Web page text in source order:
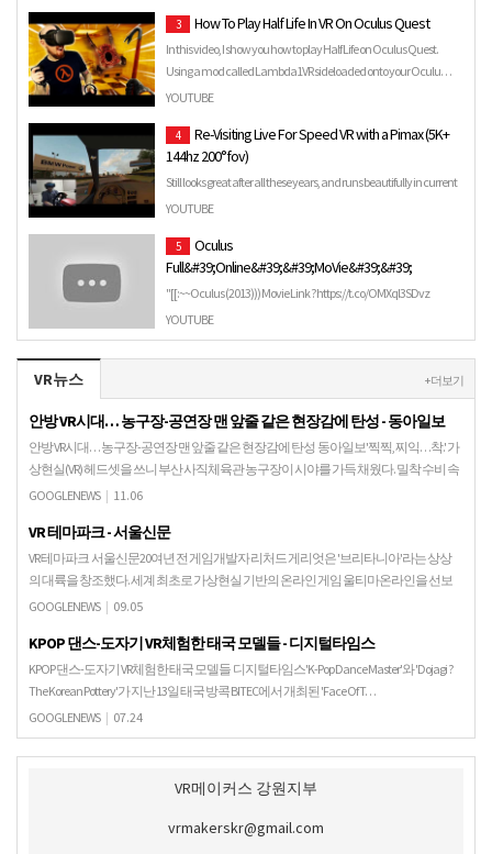
3 How To Play Half Life In VR On Oculus Quest
In this video, I show you how to play Half Life on Oculus Quest.
Using a mod called Lambda1VR sideloaded onto your Oculu…
YOUTUBE
4
Re-Visiting Live For Speed VR with a Pimax (5K+
144hz 200°fov)
Still looks great after all these years, and runs beautifully in current
VR hardware.
YOUTUBE
5
Oculus
Full&#39;Online&#39;&#39;MoVie&#39;&#39;
"[[:~~Oculus (2013))) Movie Link ? https://t.co/OMXql3SDvz
Oculus Full Eng Sub Oculus Full Eng Dub Oculus (2013))) full …
YOUTUBE
VR뉴스 + 더보기
안방 VR시대… 농구장-공연장 맨 앞줄 같은 현장감에 탄성 - 동아일보
안방 VR시대… 농구장-공연장 맨 앞줄 같은 현장감에 탄성 동아일보'찍찍, 찌익…착.' 가
상현실(VR) 헤드셋을 쓰니 부산 사직체육관 농구장이 시야를 가득 채웠다. 밀착 수비 속
가드의 농구화 끌리는 소리가 부산해…
GOOGLENEWS | 11.06
VR 테마파크 - 서울신문
VR 테마파크 서울신문20여년 전 게임개발자 리처드 게리엇은 '브리타니아'라는 상상
의 대륙을 창조했다. 세계 최초로 가상현실 기반의 온라인 게임 울티마온라인을 선보
인 것이다.인터넷 ...
GOOGLENEWS | 09.05
KPOP 댄스-도자기 VR체험한 태국 모델들 - 디지털타임스
KPOP 댄스-도자기 VR체험한 태국 모델들 디지털타임스'K-Pop Dance Master'와 'Dojagi ?
The Korean Pottery'가 지난 13일 태국 방콕 BITEC에서 개최된 'Face Of T…
GOOGLENEWS | 07.24
VR메이커스 강원지부
vrmakerskr@gmail.com